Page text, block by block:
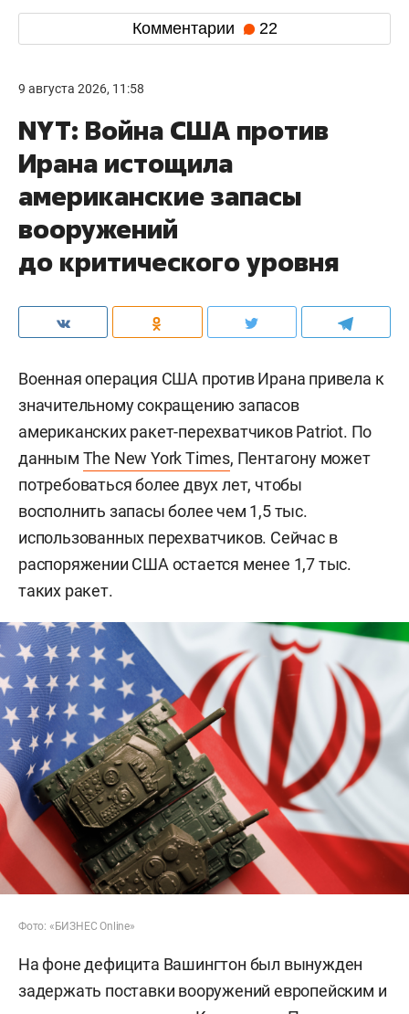
Комментарии 22
9 августа 2026, 11:58
NYT: Война США против
Ирана истощила
американские запасы
вооружений
до критического уровня
Военная операция США против Ирана привела к
значительному сокращению запасов
американских ракет-перехватчиков Patriot. По
данным The New York Times, Пентагону может
потребоваться более двух лет, чтобы
восполнить запасы более чем 1,5 тыс.
использованных перехватчиков. Сейчас в
распоряжении США остается менее 1,7 тыс.
таких ракет.
Фото: «БИЗНЕС Online»
На фоне дефицита Вашингтон был вынужден
задержать поставки вооружений европейским и